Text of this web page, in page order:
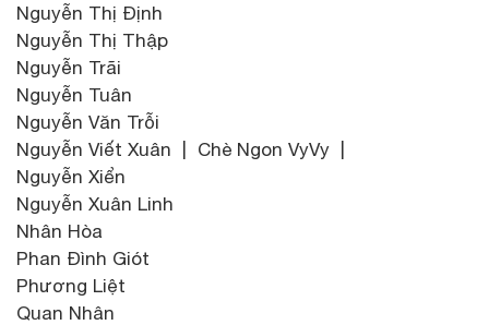
Nguyễn Thị Định
Nguyễn Thị Thập
Nguyễn Trãi
Nguyễn Tuân
Nguyễn Văn Trỗi
Nguyễn Viết Xuân | Chè Ngon VyVy |
Nguyễn Xiển
Nguyễn Xuân Linh
Nhân Hòa
Phan Đình Giót
Phương Liệt
Quan Nhân